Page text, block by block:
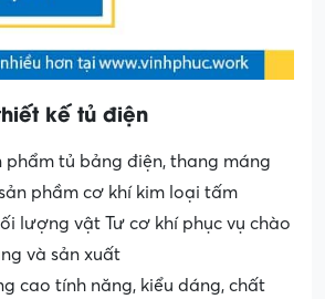
kế tủ điện
phẩm tủ bảng điện, thang máng
phầm cơ khí kim loại tấm
lượng vật Tư cơ khí phục vụ chào
và sản xuất
cao tính năng, kiểu dáng, chất